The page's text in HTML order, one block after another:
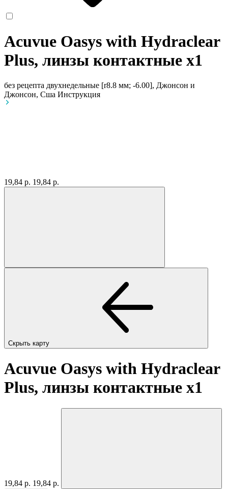
Acuvue Oasys with Hydraclear
Plus, линзы контактные x1
без рецепта двухнедельные [r8.8 мм; -6.00], Джонсон и
Джонсон, Сша Инструкция
19,84 р. 19,84 р.
Скрыть карту
Acuvue Oasys with Hydraclear
Plus, линзы контактные x1
19,84 р. 19,84 р.